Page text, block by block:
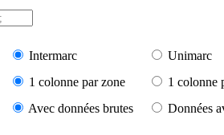
Intermarc
Unimarc
1 colonne par zone
1 colonne
Avec données brutes Données